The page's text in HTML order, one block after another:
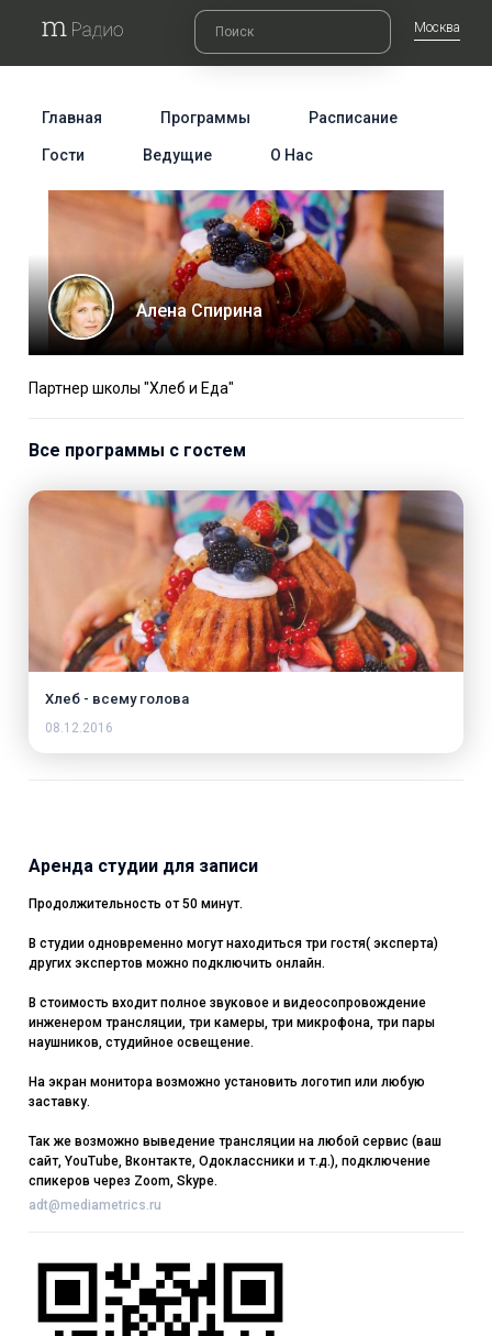
Москва
Главная Программы Расписание
Гости Ведущие О Нас
Алена Спирина
Партнер школы "Хлеб и Еда"
Все программы с гостем
Хлеб - всему голова
08.12.2016
Аренда студии для записи
Продолжительность от 50 минут.
В студии одновременно могут находиться три гостя( эксперта)
других экспертов можно подключить онлайн.
В стоимость входит полное звуковое и видеосопровождение
инженером трансляции, три камеры, три микрофона, три пары
наушников, студийное освещение.
На экран монитора возможно установить логотип или любую
заставку.
Так же возможно выведение трансляции на любой сервис (ваш
сайт, YouTube, Вконтакте, Одоклассники и т.д.), подключение
спикеров через Zoom, Skype.
adt@mediametrics.ru